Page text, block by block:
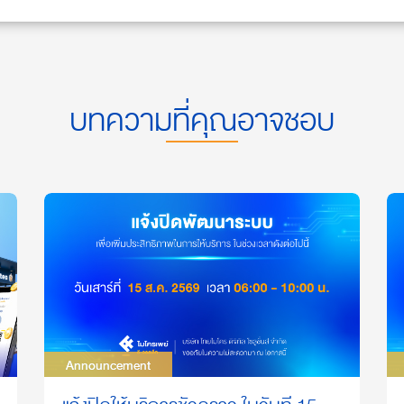
บทความที่คุณอาจชอบ
Announcement
Announcement